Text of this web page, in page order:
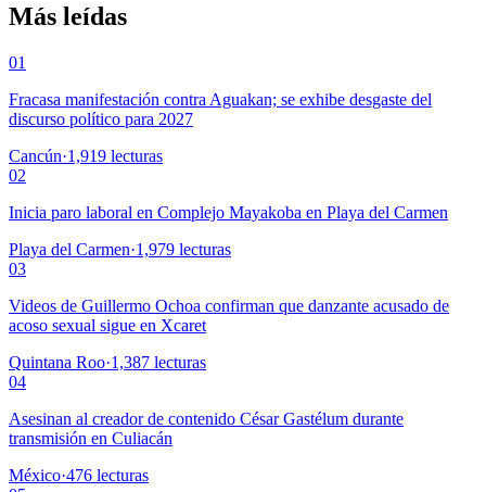
Más leídas
01
Fracasa manifestación contra Aguakan; se exhibe desgaste del
discurso político para 2027
Cancún·1,919 lecturas
02
Inicia paro laboral en Complejo Mayakoba en Playa del Carmen
Playa del Carmen·1,979 lecturas
03
Videos de Guillermo Ochoa confirman que danzante acusado de
acoso sexual sigue en Xcaret
Quintana Roo·1,387 lecturas
04
Asesinan al creador de contenido César Gastélum durante
transmisión en Culiacán
México·476 lecturas